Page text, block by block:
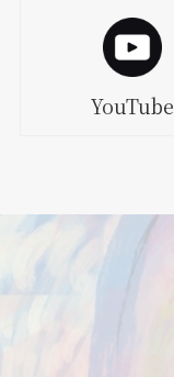
YouTube